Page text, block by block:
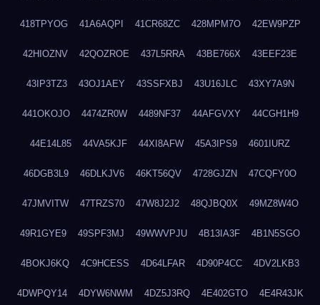
418TPYOG 41A6AQPI 41CR68ZC 428MPM7O 42EW9PZP
42HIOZNV 42QOZROE 437L5RRA 43BE766X 43EEF23E
43IP3TZ3 43OJ1AEY 43SSFXBJ 43U16JLC 43XY7A9N
441OKOJO 4474ZR0W 4489NF37 44AFGVXY 44CGH1H9
44E14L85 44VA5KJF 44XI8AFW 45A3IPS9 4601IURZ
46DGB3L9 46DLKJV6 46KT56QV 4728GJZN 47CQFY0O
47JMVITW 47TRZS70 47W8J2J2 48QJBQ0X 49MZ8W4O
49R1GYE9 49SPF3MJ 49WWVPJU 4B13IA3F 4B1N5SGO
4BOKJ6KQ 4C9HCESS 4D64LFAR 4D90P4CC 4DV2LKB3
4DWPQY14 4DYW6NWM 4DZ5J3RQ 4E402GTO 4E4R43JK